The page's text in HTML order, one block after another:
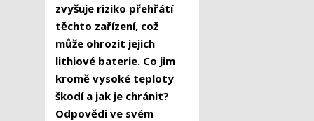
zvyšuje riziko přehřátí
těchto zařízení, což
může ohrozit jejich
lithiové baterie. Co jim
kromě vysoké teploty
škodí a jak je chránit?
Odpovědi ve svém